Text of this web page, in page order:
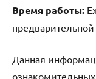
Время работы:
предварительной
Данная